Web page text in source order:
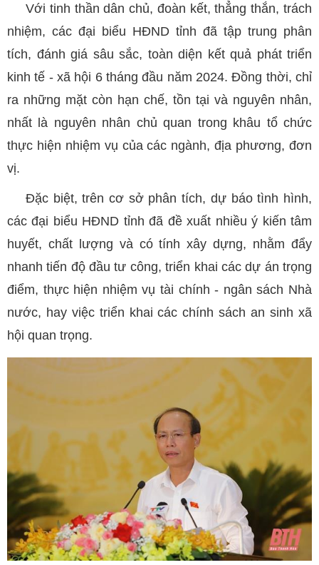
Với tinh thần dân chủ, đoàn kết, thẳng thắn, trách
nhiệm, các đại biểu HĐND tỉnh đã tập trung phân
tích, đánh giá sâu sắc, toàn diện kết quả phát triển
kinh tế - xã hội 6 tháng đầu năm 2024. Đồng thời, chỉ
ra những mặt còn hạn chế, tồn tại và nguyên nhân,
nhất là nguyên nhân chủ quan trong khâu tổ chức
thực hiện nhiệm vụ của các ngành, địa phương, đơn
vị.
Đặc biệt, trên cơ sở phân tích, dự báo tình hình,
các đại biểu HĐND tỉnh đã đề xuất nhiều ý kiến tâm
huyết, chất lượng và có tính xây dựng, nhằm đẩy
nhanh tiến độ đầu tư công, triển khai các dự án trọng
điểm, thực hiện nhiệm vụ tài chính - ngân sách Nhà
nước, hay việc triển khai các chính sách an sinh xã
hội quan trọng.